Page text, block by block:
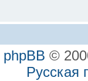
phpBB ©
Русская